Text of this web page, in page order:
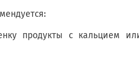
продукты с кальцием